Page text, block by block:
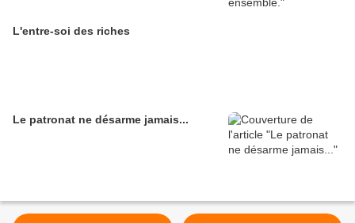
L'entre-soi des riches
Le patronat ne désarme jamais...